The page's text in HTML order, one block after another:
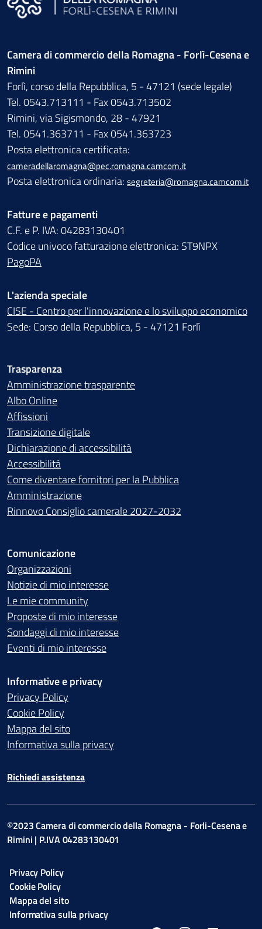
Camera di commercio della Romagna - Forlì-Cesena e
Rimini
Forlì, corso della Repubblica, 5 - 47121 (sede legale)
Tel. 0543.713111 - Fax 0543.713502
Rimini, via Sigismondo, 28 - 47921
Tel. 0541.363711 - Fax 0541.363723
Posta elettronica certificata:
cameradellaromagna@pec.romagna.camcom.it
Posta elettronica ordinaria: segreteria@romagna.camcom.it
Fatture e pagamenti
C.F. e P. IVA: 04283130401
Codice univoco fatturazione elettronica: ST9NPX
PagoPA
L'azienda speciale
CISE - Centro per l'innovazione e lo sviluppo economico
Sede: Corso della Repubblica, 5 - 47121 Forlì
Trasparenza
Amministrazione trasparente
Albo Online
Affissioni
Transizione digitale
Dichiarazione di accessibilità
Accessibilità
Come diventare fornitori per la Pubblica
Amministrazione
Rinnovo Consiglio camerale 2027-2032
Comunicazione
Organizzazioni
Notizie di mio interesse
Le mie community
Proposte di mio interesse
Sondaggi di mio interesse
Eventi di mio interesse
Informative e privacy
Privacy Policy
Cookie Policy
Mappa del sito
Informativa sulla privacy
Richiedi assistenza
©2023 Camera di commercio della Romagna - Forli-Cesena e
Rimini | P.IVA 04283130401
Privacy Policy
Cookie Policy
Mappa del sito
Informativa sulla privacy